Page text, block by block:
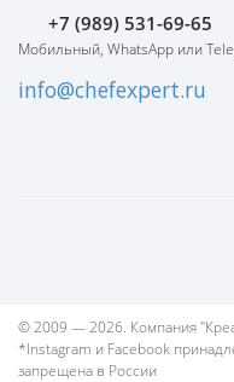
+7 (989) 531-69-65
Мобильный, WhatsApp или
info@chefexpert.ru
© 2009 — 2026. Компания
*Instagram и Facebook
запрещена в России